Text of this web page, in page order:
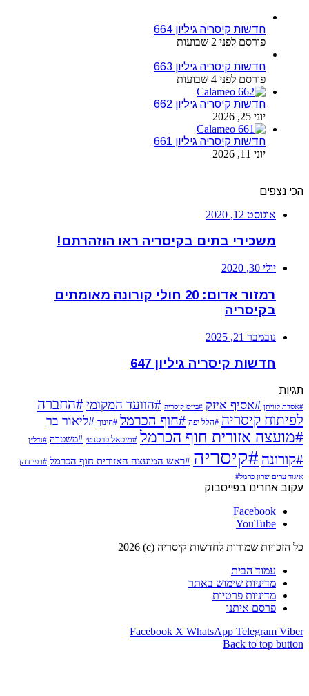
חדשות קיסריה גיליון 664
פורסם לפני 2 שבועות
חדשות קיסריה גיליון 663
פורסם לפני 4 שבועות
חדשות קיסריה גיליון 662
יוני 25, 2026
חדשות קיסריה גיליון 661
יוני 11, 2026
הכי נצפים
אוגוסט 12, 2020
משכירי בתים בקיסריה ראו הוזהרתם!
יולי 30, 2020
רמזור אדום: 20 חולי קורונה מאומתים
בקיסריה
נובמבר 21, 2025
חדשות קיסריה גיליון 647
תגיות
#אסדת לוויתן #אסיף איזק #בי״ס קיסריה #הוועד המקומי#החברה
לפיתוח קיסריה #הלל יפה #חוף הכרמל #חינוך #ליאור בר
#מועצה אזורית חוף הכרמל #מיכאל כרסנטי #משטרה #נדל״ן
#קורונה #קיסריה #ראש המועצה האזורית חוף הכרמל #רפי דהן
איגוד ערים שרון כרמל#
עקוב אחרינו בפייסבוק
Facebook
YouTube
כל הזכויות שמורות לחדשות קיסריה (c) 2026
עמוד הבית
מדיניות שימוש באתר
מדיניות פרטיות
פרסם איתנו
Facebook X WhatsApp Telegram Viber
Back to top button